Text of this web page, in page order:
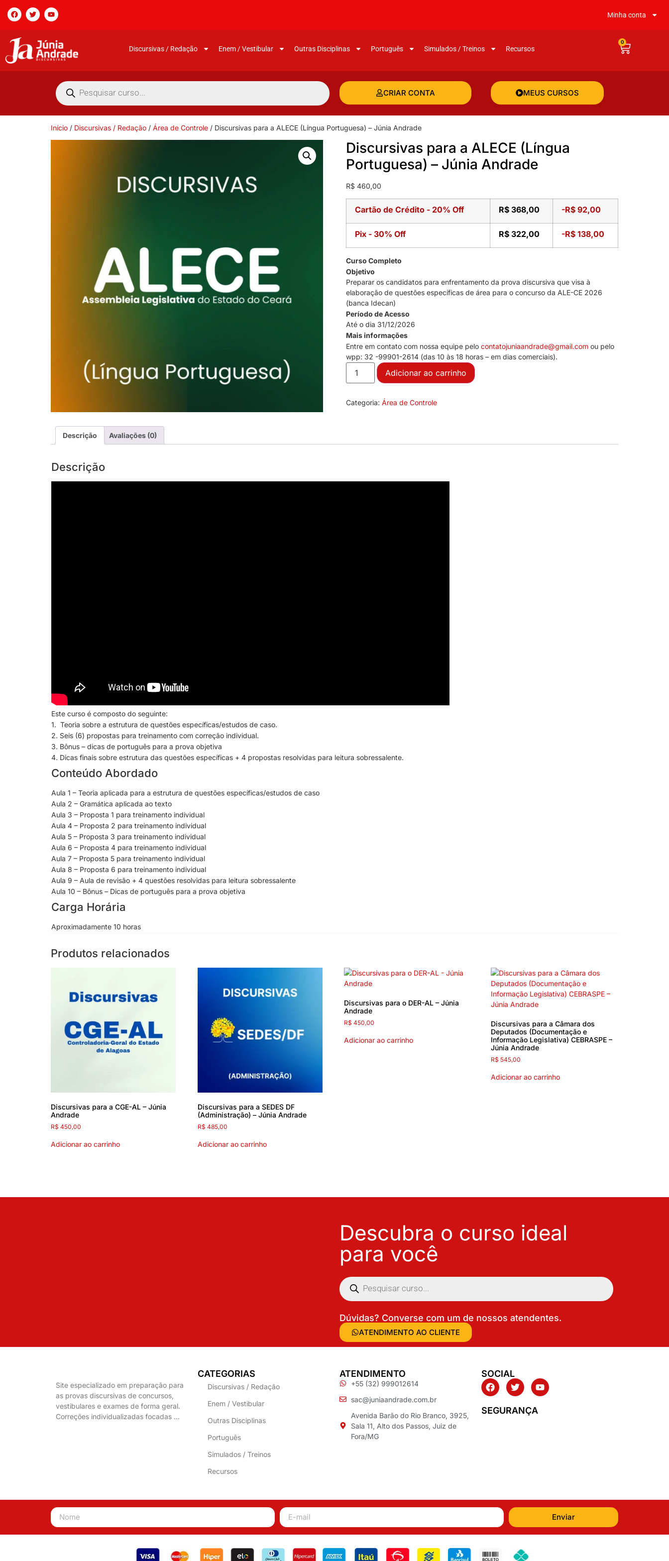
Minha conta
Discursivas / Redação Enem / Vestibular Outras Disciplinas Português Simulados / Treinos Recursos
0
CRIAR CONTA MEUS CURSOS
Início / Discursivas / Redação / Área de Controle / Discursivas para a ALECE (Língua Portuguesa) – Júnia Andrade
Discursivas para a ALECE (Língua
Portuguesa) – Júnia Andrade
R$460,00
Cartão de Crédito - 20% Off R$368,00 -R$92,00
Pix - 30% Off R$322,00 -R$138,00
Curso Completo
Objetivo
Preparar os candidatos para enfrentamento da prova discursiva que visa à
elaboração de questões específicas de área para o concurso da ALE-CE 2026
(banca Idecan)
Período de Acesso
Até o dia 31/12/2026
Mais informações
Entre em contato com nossa equipe pelo contatojuniaandrade@gmail.comou pelo
wpp: 32 -99901-2614 (das 10 às 18 horas – em dias comerciais).
Adicionar ao carrinho
Categoria: Área de Controle
Descrição Avaliações (0)
Descrição
Este curso é composto do seguinte:
1. Teoria sobre a estrutura de questões específicas/estudos de caso.
2. Seis (6) propostas para treinamento com correção individual.
3. Bônus – dicas de português para a prova objetiva
4. Dicas finais sobre estrutura das questões específicas + 4 propostas resolvidas para leitura sobressalente.
Conteúdo Abordado
Aula 1 – Teoria aplicada para a estrutura de questões específicas/estudos de caso
Aula 2 – Gramática aplicada ao texto
Aula 3 – Proposta 1 para treinamento individual
Aula 4 – Proposta 2 para treinamento individual
Aula 5 – Proposta 3 para treinamento individual
Aula 6 – Proposta 4 para treinamento individual
Aula 7 – Proposta 5 para treinamento individual
Aula 8 – Proposta 6 para treinamento individual
Aula 9 – Aula de revisão + 4 questões resolvidas para leitura sobressalente
Aula 10 – Bônus – Dicas de português para a prova objetiva
Carga Horária
Aproximadamente 10 horas
Produtos relacionados
Discursivas para a CGE-AL – Júnia
Andrade
R$ 450,00
Adicionar ao carrinho
Discursivas para a SEDES DF
(Administração) – Júnia Andrade
R$ 485,00
Adicionar ao carrinho
Discursivas para o DER-AL – Júnia
Andrade
R$ 450,00
Adicionar ao carrinho
Discursivas para a Câmara dos
Deputados (Documentação e
Informação Legislativa) CEBRASPE –
Júnia Andrade
R$ 545,00
Adicionar ao carrinho
Descubra o curso ideal
para você
Dúvidas? Converse com um de nossos atendentes.
ATENDIMENTO AO CLIENTE
Site especializado em preparação para
as provas discursivas de concursos,
vestibulares e exames de forma geral.
Correções individualizadas focadas …
CATEGORIAS
Discursivas / Redação
Enem / Vestibular
Outras Disciplinas
Português
Simulados / Treinos
Recursos
ATENDIMENTO
+55 (32) 999012614
sac@juniaandrade.com.br
Avenida Barão do Rio Branco, 3925,
Sala 11, Alto dos Passos, Juiz de
Fora/MG
SOCIAL
SEGURANÇA
Enviar